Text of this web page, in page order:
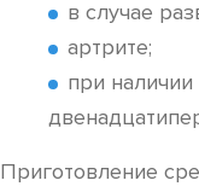
в случае
артрите;
при
Приготовление